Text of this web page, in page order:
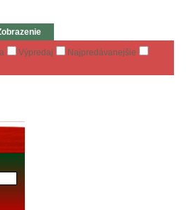
Výpredaj
Najpredávanejšie